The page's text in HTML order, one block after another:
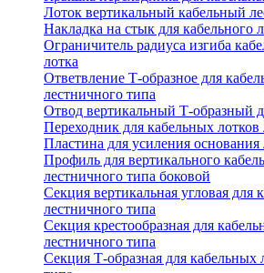
Лоток вертикальный кабельный
Накладка на стык для кабельного
Ограничитель радиуса изгиба
лотка
Ответвление Т-образное для
лестничного типа
Отвод вертикальный Т-образный
Переходник для кабельных лотков
Пластина для усиления основания
Профиль для вертикального
лестничного типа боковой
Секция вертикальная угловая для
лестничного типа
Секция крестообразная для
лестничного типа
Секция Т-образная для кабельных